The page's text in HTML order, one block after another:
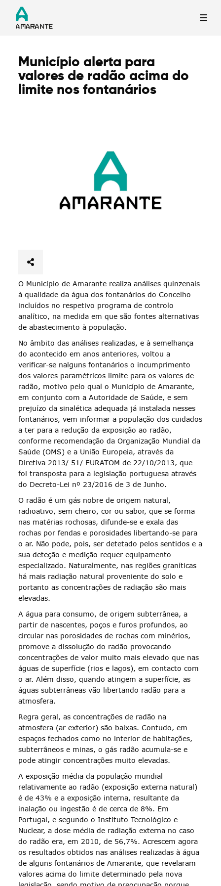
Termo de Pesquisa
Município alerta para
valores de radão acima do
limite nos fontanários
O Município de Amarante realiza análises quinzenais
à qualidade da água dos fontanários do Concelho
incluídos no respetivo programa de controlo
analítico, na medida em que são fontes alternativas
de abastecimento à população.
No âmbito das análises realizadas, e à semelhança
do acontecido em anos anteriores, voltou a
verificar-se nalguns fontanários o incumprimento
dos valores paramétricos limite para os valores de
radão, motivo pelo qual o Município de Amarante,
em conjunto com a Autoridade de Saúde, e sem
prejuízo da sinalética adequada já instalada nesses
fontanários, vem informar a população dos cuidados
a ter para a redução da exposição ao radão,
conforme recomendação da Organização Mundial da
Saúde (OMS) e a União Europeia, através da
Diretiva 2013/ 51/ EURATOM de 22/10/2013, que
foi transposta para a legislação portuguesa através
do Decreto-Lei nº 23/2016 de 3 de Junho.
O radão é um gás nobre de origem natural,
radioativo, sem cheiro, cor ou sabor, que se forma
nas matérias rochosas, difunde-se e exala das
rochas por fendas e porosidades libertando-se para
o ar. Não pode, pois, ser detetado pelos sentidos e a
sua deteção e medição requer equipamento
especializado. Naturalmente, nas regiões graníticas
há mais radiação natural proveniente do solo e
portanto as concentrações de radiação são mais
elevadas.
A água para consumo, de origem subterrânea, a
partir de nascentes, poços e furos profundos, ao
circular nas porosidades de rochas com minérios,
promove a dissolução do radão provocando
concentrações de valor muito mais elevado que nas
águas de superfície (rios e lagos), em contacto com
o ar. Além disso, quando atingem a superfície, as
águas subterrâneas vão libertando radão para a
atmosfera.
Regra geral, as concentrações de radão na
atmosfera (ar exterior) são baixas. Contudo, em
espaços fechados como no interior de habitações,
subterrâneos e minas, o gás radão acumula-se e
pode atingir concentrações muito elevadas.
A exposição média da população mundial
relativamente ao radão (exposição externa natural)
é de 43% e a exposição interna, resultante da
inalação ou ingestão é de cerca de 8%. Em
Portugal, e segundo o Instituto Tecnológico e
Nuclear, a dose média de radiação externa no caso
do radão era, em 2010, de 56,7%. Acrescem agora
os resultados obtidos nas análises realizadas à água
de alguns fontanários de Amarante, que revelaram
valores acima do limite determinado pela nova